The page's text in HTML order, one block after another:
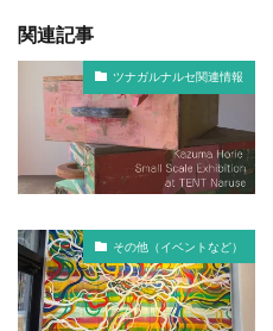
関連記事
ツナガルナルセ関連情報
その他（イベントなど）